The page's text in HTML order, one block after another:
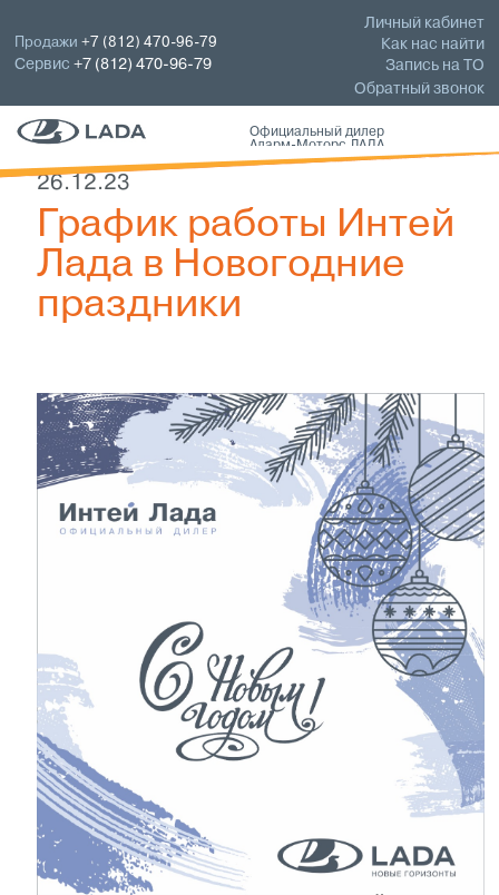
Личный кабинет
Как нас найти
Запись на ТО
Обратный звонок
Продажи+7 (812) 470-96-79
Сервис+7 (812) 470-96-79
Официальный дилер
Аларм-Моторс ЛАДА
26.12.23
График работы Интей
Лада в Новогодние
праздники